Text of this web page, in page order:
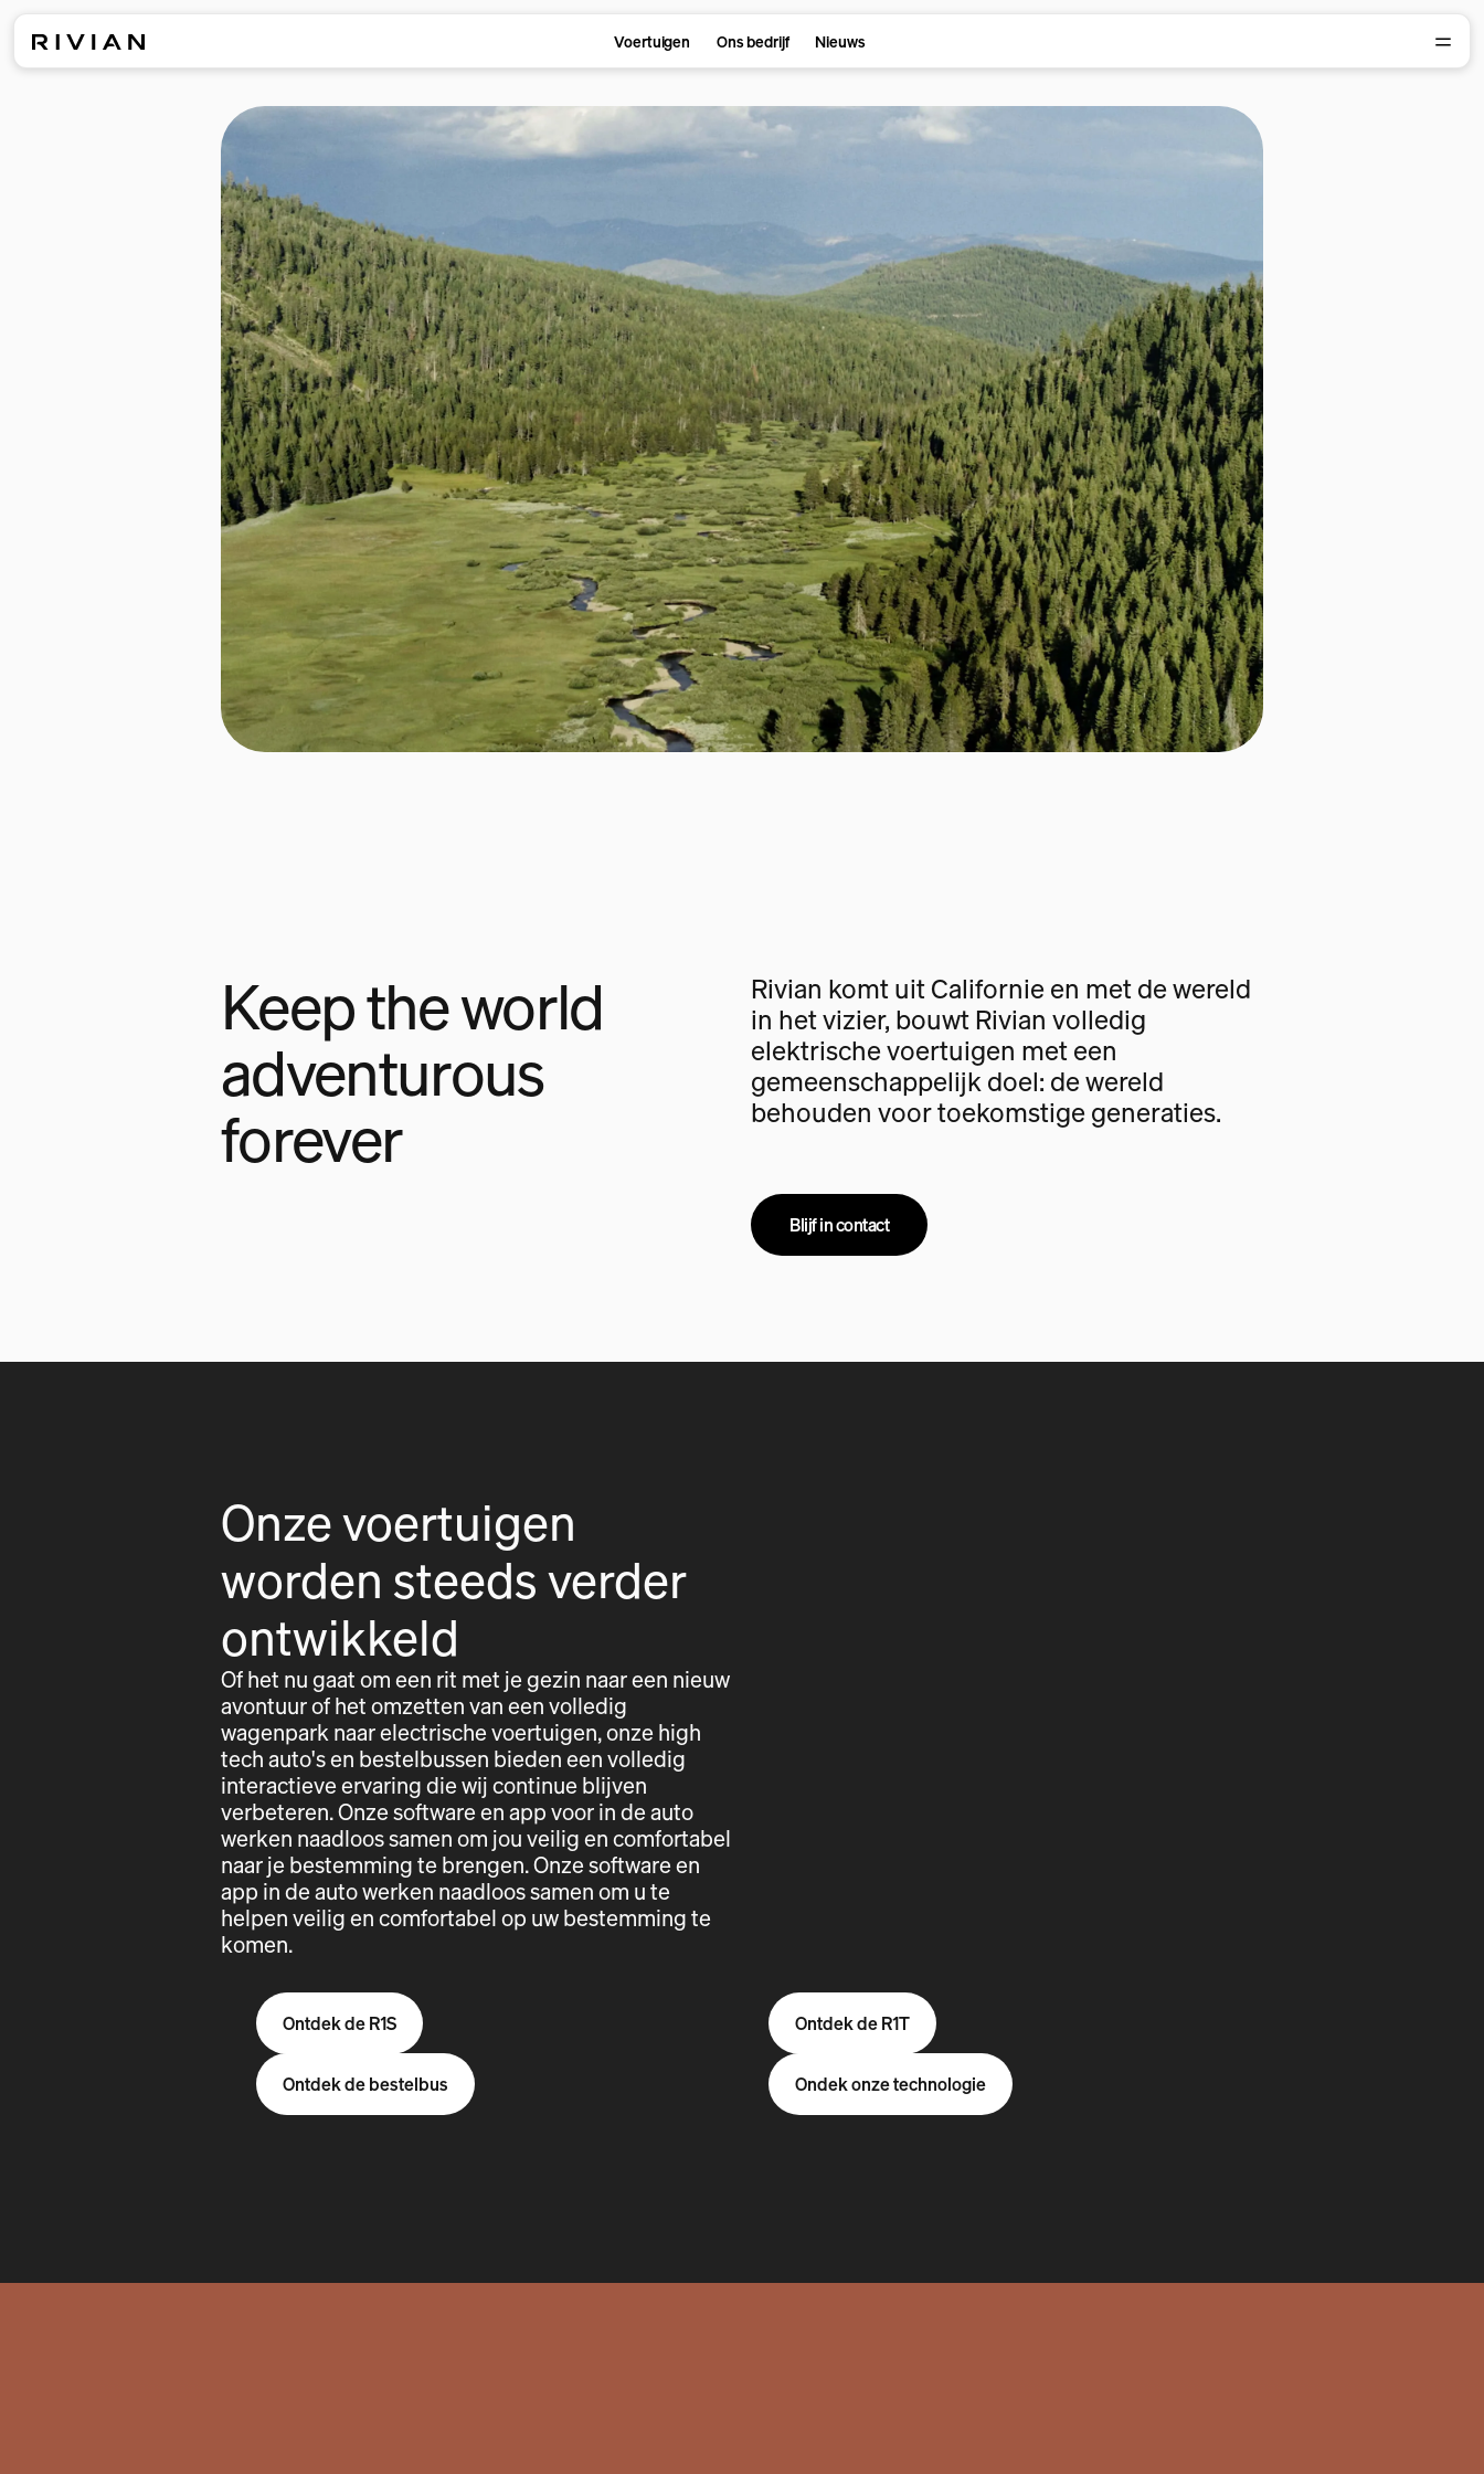
Voertuigen Ons bedrijf Nieuws
Keep the world
adventurous
forever
Rivian komt uit Californie en met de wereld
in het vizier, bouwt Rivian volledig
elektrische voertuigen met een
gemeenschappelijk doel: de wereld
behouden voor toekomstige generaties.
Blijf in contact
Onze voertuigen
worden steeds verder
ontwikkeld
Of het nu gaat om een rit met je gezin naar een nieuw
avontuur of het omzetten van een volledig
wagenpark naar electrische voertuigen, onze high
tech auto's en bestelbussen bieden een volledig
interactieve ervaring die wij continue blijven
verbeteren. Onze software en app voor in de auto
werken naadloos samen om jou veilig en comfortabel
naar je bestemming te brengen. Onze software en
app in de auto werken naadloos samen om u te
helpen veilig en comfortabel op uw bestemming te
komen.
Ontdek de R1S Ontdek de R1T
Ontdek de bestelbus Ondek onze technologie